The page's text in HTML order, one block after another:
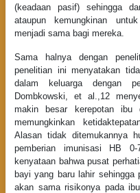
(keadaan pasif) sehingga
ataupun kemungkinan
menjadi sama bagi mereka.
Sama halnya dengan
penelitian ini menyatakan
dalam keluarga dengan
Dombkowski, et al.,12
makin besar kerepotan ibu
memungkinkan
Alasan tidak ditemukannya
pemberian imunisasi HB
kenyataan bahwa pusat
bayi yang baru lahir sehingga
akan sama risikonya pada